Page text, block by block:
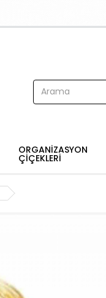
ORGANİZASYON
ÇİÇEKLERİ